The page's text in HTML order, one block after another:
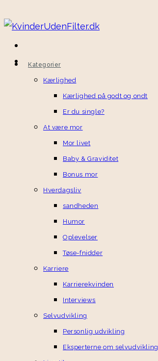
Kategorier
Kærlighed
Kærlighed på godt og ondt
Er du single?
At være mor
Mor livet
Baby & Graviditet
Bonus mor
Hverdagsliv
sandheden
Humor
Oplevelser
Tøse-fnidder
Karriere
Karrierekvinden
Interviews
Selvudvikling
Personlig udvikling
Eksperterne om selvudvikling